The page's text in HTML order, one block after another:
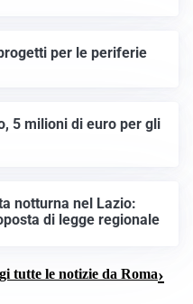
per le periferie
5 milioni di euro per gli
notturna nel Lazio:
di legge regionale
tutte le notizie da Roma